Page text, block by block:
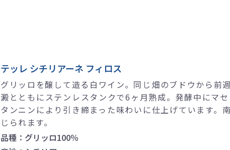
テッレ シチリアーネ フィロス
グリッロを醸して造る白ワイン。同じ畑のブドウから前
澱とともにステンレスタンクで6ヶ月熟成。発酵中にマ
タンニンにより引き締まった味わいに仕上げています。
じられます。
品種：グリッロ100％